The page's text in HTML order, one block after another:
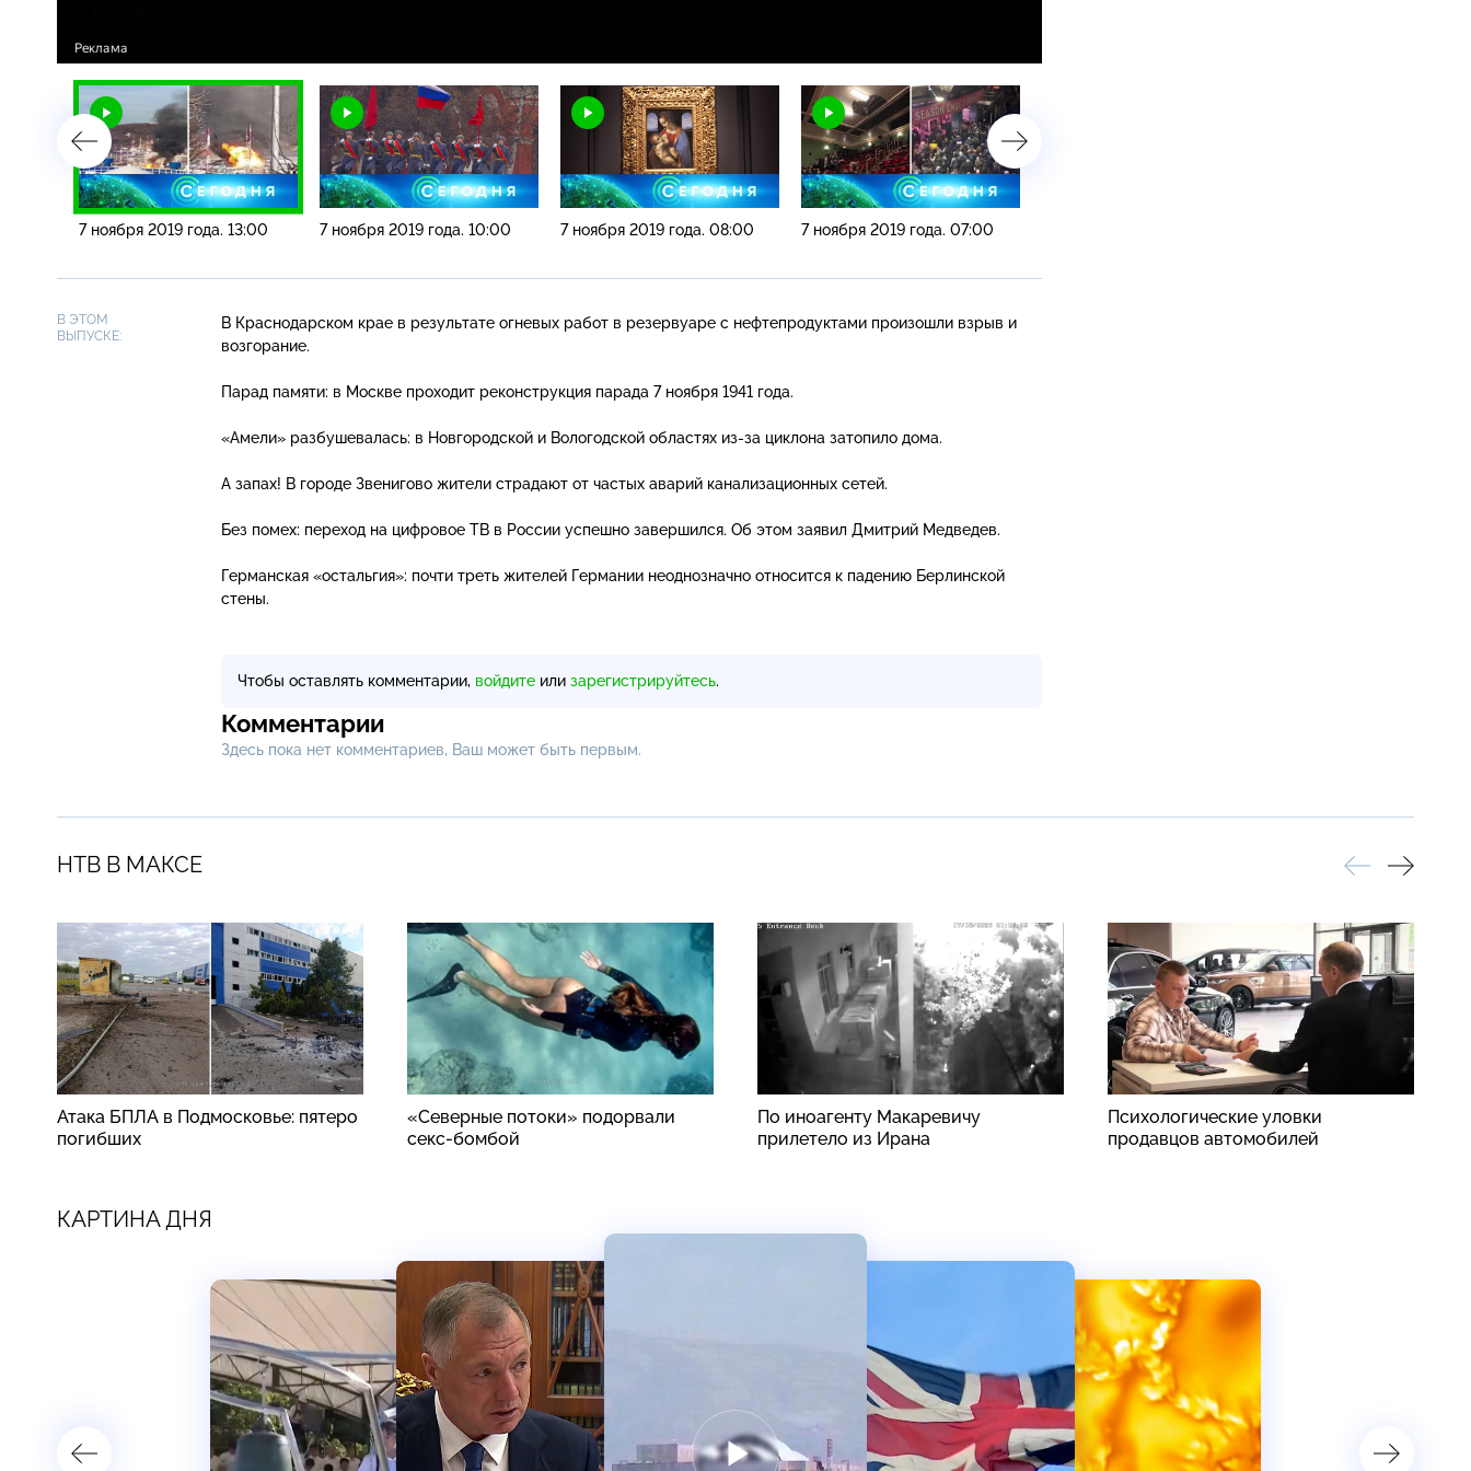
7 ноября 2019 года. 13:00 7 ноября 2019 года. 10:00 7 ноября 2019 года. 08:00 7 ноября 2019 года. 07:00
В ЭТОМ
ВЫПУСКЕ:
В Краснодарском крае в результате огневых работ в резервуаре с нефтепродуктами произошли взрыв и
возгорание.
Парад памяти: в Москве проходит реконструкция парада 7 ноября 1941 года.
«Амели» разбушевалась: в Новгородской и Вологодской областях из-за циклона затопило дома.
А запах! В городе Звенигово жители страдают от частых аварий канализационных сетей.
Без помех: переход на цифровое ТВ в России успешно завершился. Об этом заявил Дмитрий Медведев.
Германская «остальгия»: почти треть жителей Германии неоднозначно относится к падению Берлинской
стены.
Чтобы оставлять комментарии, войдите или зарегистрируйтесь.
Комментарии
Здесь пока нет комментариев, Ваш может быть первым.
НТВ В МАКСЕ
Атака БПЛА в Подмосковье: пятеро
погибших
«Северные потоки» подорвали
секс-бомбой
По иноагенту Макаревичу
прилетело из Ирана
Психологические уловки
продавцов автомобилей
КАРТИНА ДНЯ